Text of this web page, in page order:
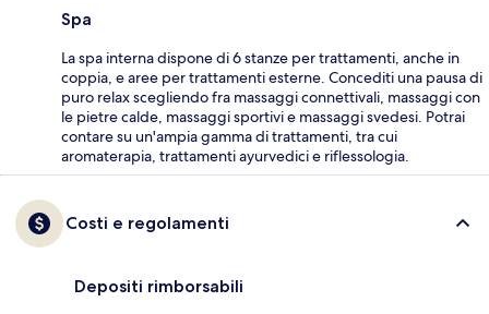
Spa
La spa interna dispone di 6 stanze per trattamenti, anche in
coppia, e aree per trattamenti esterne. Concediti una pausa di
puro relax scegliendo fra massaggi connettivali, massaggi con
le pietre calde, massaggi sportivi e massaggi svedesi. Potrai
contare su un'ampia gamma di trattamenti, tra cui
aromaterapia, trattamenti ayurvedici e riflessologia.
Costi e regolamenti
Depositi rimborsabili